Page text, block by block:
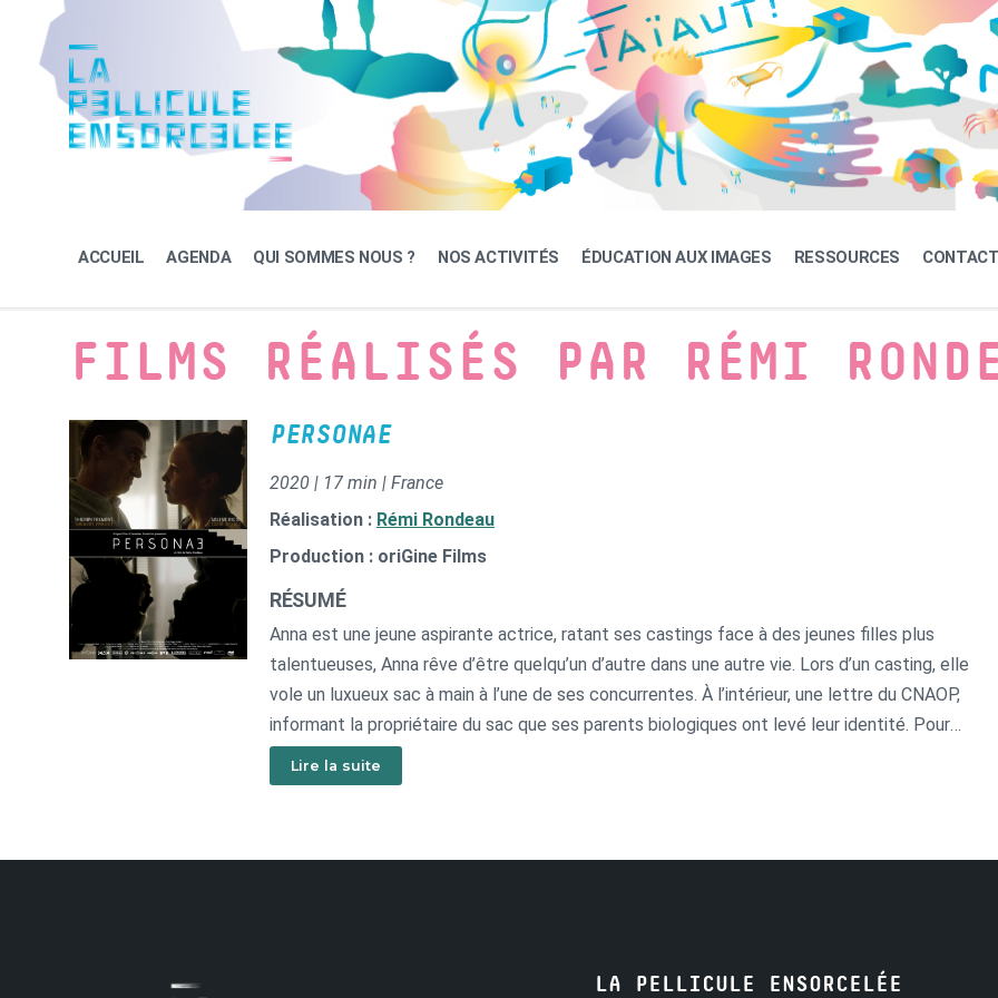
content
navigation
footer
ACCUEIL AGENDA QUI SOMMES NOUS ? NOS ACTIVITÉS ÉDUCATION AUX IMAGES RESSOURCES CONTACT
FILMS RÉALISÉS PAR RÉMI
PERSONAE
2020 | 17 min | France
Réalisation : Rémi Rondeau
Production : oriGine Films
RÉSUMÉ
Anna est une jeune aspirante actrice, ratant ses castings face à des jeunes filles plus
talentueuses, Anna rêve d’être quelqu’un d’autre dans une autre vie. Lors d’un casting, elle
vole un luxueux sac à main à l’une de ses concurrentes. À l’intérieur, une lettre du CNAOP,
informant la propriétaire du sac que ses parents biologiques ont levé leur identité. Pour
Anna, voici l’occasion de jouer un rôle avec, elle l’espère, de l’argent à la clé.
Lire la suite
LA PELLICULE ENSORCELÉE